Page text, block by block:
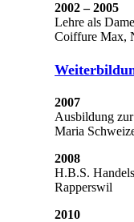
2002 – 2005
Lehre als
Coiffure Max,
2007
Ausbildung
Maria
2008
H.B.S.
Rapperswil
2010